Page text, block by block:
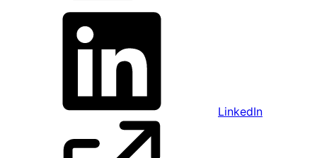
LinkedIn